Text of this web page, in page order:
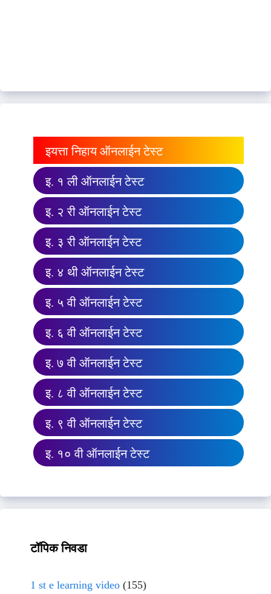
इयत्ता निहाय ऑनलाईन टेस्ट
इ. १ ली ऑनलाईन टेस्ट
इ. २ री ऑनलाईन टेस्ट
इ. ३ री ऑनलाईन टेस्ट
इ. ४ थी ऑनलाईन टेस्ट
इ. ५ वी ऑनलाईन टेस्ट
इ. ६ वी ऑनलाईन टेस्ट
इ. ७ वी ऑनलाईन टेस्ट
इ. ८ वी ऑनलाईन टेस्ट
इ. ९ वी ऑनलाईन टेस्ट
इ. १० वी ऑनलाईन टेस्ट
टॉपिक निवडा
1 st e learning video (155)